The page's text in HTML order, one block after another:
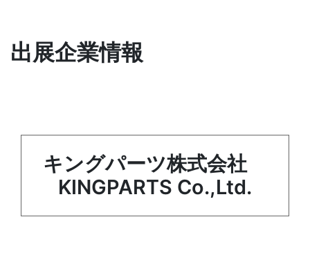
出展企業情報
キングパーツ株式会社
KINGPARTS Co.,Ltd.